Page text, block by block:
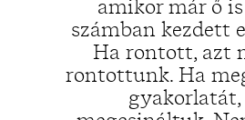
amikor már ő
számban kezdett
Ha rontott, azt
rontottunk. Ha
gyakorlatát,